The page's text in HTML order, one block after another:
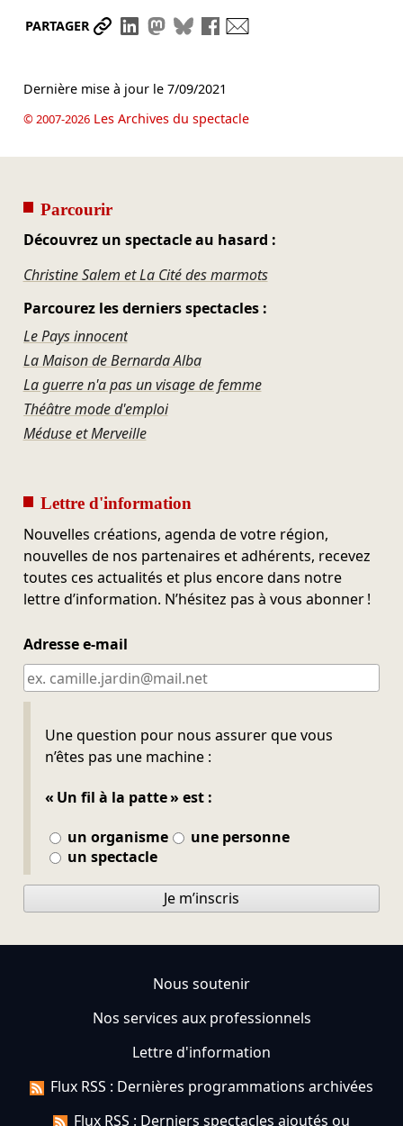
PARTAGER Partager le lien
Partager sur LinkedIn
Partager sur Mastodon
Partager sur Bluesky
Partager sur Facebook
Dernière mise à jour le 7/09/2021
© 2007-2026Les Archives du spectacle
Parcourir
Découvrez un spectacle au hasard :
Christine Salem et La Cité des marmots
Parcourez les derniers spectacles :
Le Pays innocent
La Maison de Bernarda Alba
La guerre n'a pas un visage de femme
Théâtre mode d'emploi
Méduse et Merveille
Lettre d'information
Nouvelles créations, agenda de votre région,
nouvelles de nos partenaires et adhérents, recevez
toutes ces actualités et plus encore dans notre
lettre d’information. N’hésitez pas à vous abonner !
Adresse e-mail
Une question pour nous assurer que vous
n’êtes pas une machine :
« Un fil à la patte » est :
un organisme
une personne
un spectacle
Ne pas remplir
Je m’inscris
Nous soutenir
Nos services aux professionnels
Lettre d'information
Flux RSS : Dernières programmations archivées
Flux RSS : Derniers spectacles ajoutés ou